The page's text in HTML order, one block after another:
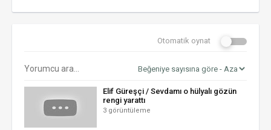
Otomatik oynat
Elif Güreşçi / Sevdamı o hülyalı gözün
rengi yarattı
3 görüntüleme